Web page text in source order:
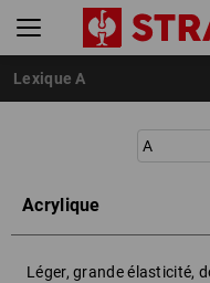
Lexique A
Acrylique
Léger, grande élasticité,